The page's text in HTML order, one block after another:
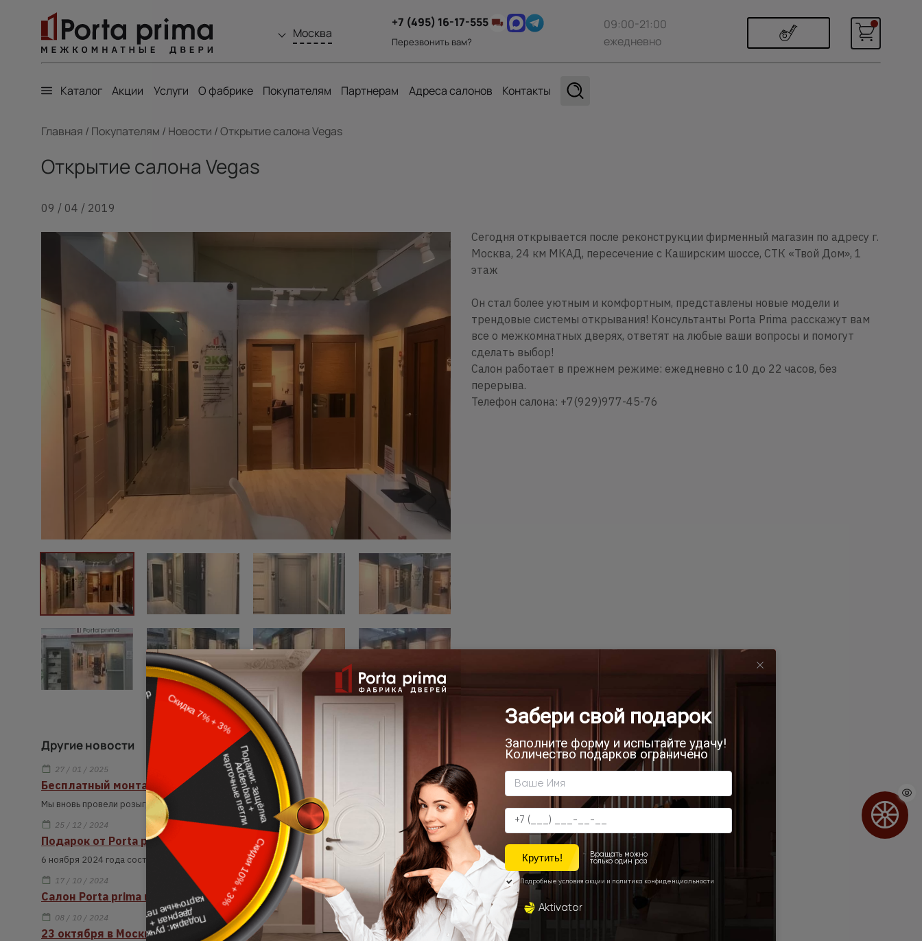
Москва
+7 (495) 16-17-555
Перезвонить вам?
09:00-21:00
ежедневно
Каталог Акции Услуги О фабрике Покупателям Партнерам Адреса салонов Контакты
Главная / Покупателям / Новости /Открытие салона Vegas
Открытие салона Vegas
09 / 04 / 2019
Сегодня открывается после реконструкции фирменный магазин по адресу г.
Москва, 24 км МКАД, пересечение с Каширским шоссе, СТК «Твой Дом», 1
этаж
Он стал более уютным и комфортным, представлены новые модели и
трендовые системы открывания! Консультанты Porta Prima расскажут вам
все о межкомнатных дверях, ответят на любые ваши вопросы и помогут
сделать выбор!
Салон работает в прежнем режиме: ежедневно с 10 до 22 часов, без
перерыва.
Телефон салона: +7(929)977-45-76
Другие новости
27 / 01 / 2025
Бесплатный монтаж: победитель делится впечатлениями!
Мы вновь провели розыгрыш бесплатного монтажа для наших клиентов 6 января 2025 года.
25 / 12 / 2024
Подарок от Porta prima: профессиональный монтаж
6 ноября 2024 года состоялся розыгрыш бесплатного монтажа среди наших покупателей.
17 / 10 / 2024
Салон Porta prima в ТЦ Гранд открыт после реконструкции!
08 / 10 / 2024
23 октября в Москве пройдет мероприятие для дизайнеров интерьера